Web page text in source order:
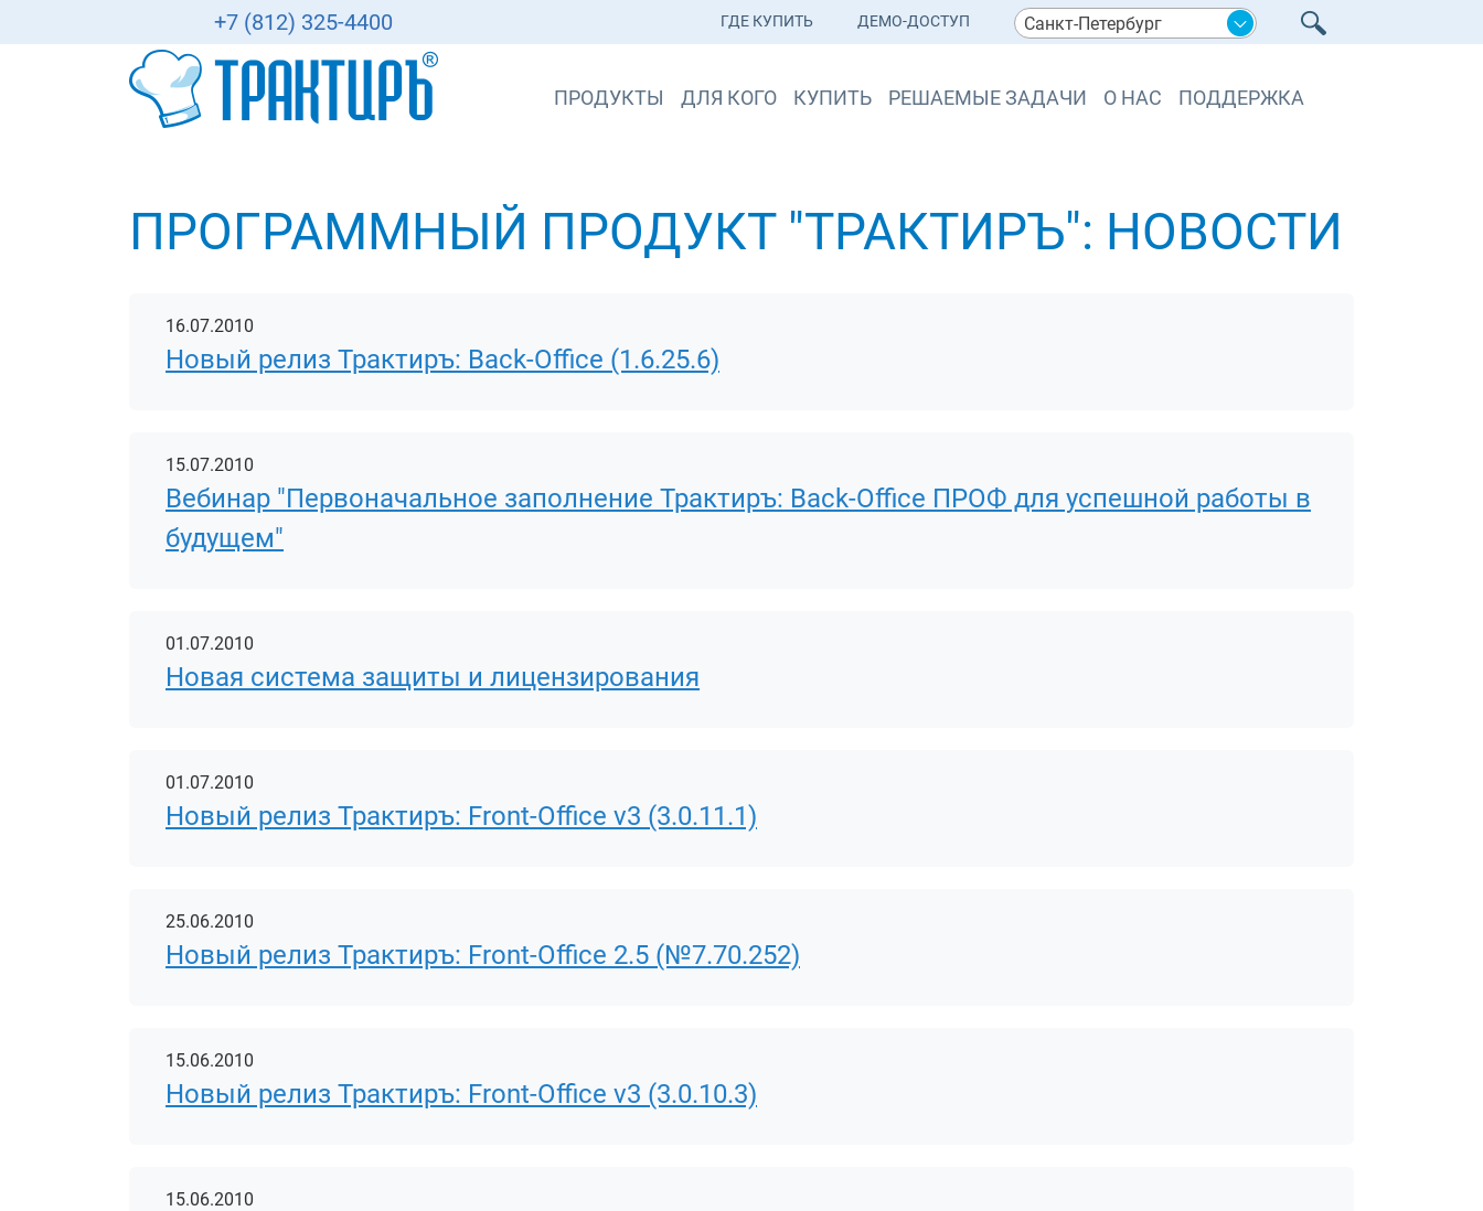
+7 (812) 325-4400 ГДЕ КУПИТЬ ДЕМО-ДОСТУП Санкт-Петербург
ПРОДУКТЫ ДЛЯ КОГО КУПИТЬ РЕШАЕМЫЕ ЗАДАЧИ О НАС ПОДДЕРЖКА
ПРОГРАММНЫЙ ПРОДУКТ "ТРАКТИРЪ": НОВОСТИ
16.07.2010
Новый релиз Трактиръ: Back-Office (1.6.25.6)
15.07.2010
Вебинар "Первоначальное заполнение Трактиръ: Back-Office ПРОФ для успешной работы в
будущем"
01.07.2010
Новая система защиты и лицензирования
01.07.2010
Новый релиз Трактиръ: Front-Office v3 (3.0.11.1)
25.06.2010
Новый релиз Трактиръ: Front-Office 2.5 (№7.70.252)
15.06.2010
Новый релиз Трактиръ: Front-Office v3 (3.0.10.3)
15.06.2010